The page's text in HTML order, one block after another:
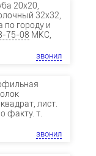
20х20,
32х32,
по городу и
75-08 МКС,
звонил
лист.
факту. т.
звонил